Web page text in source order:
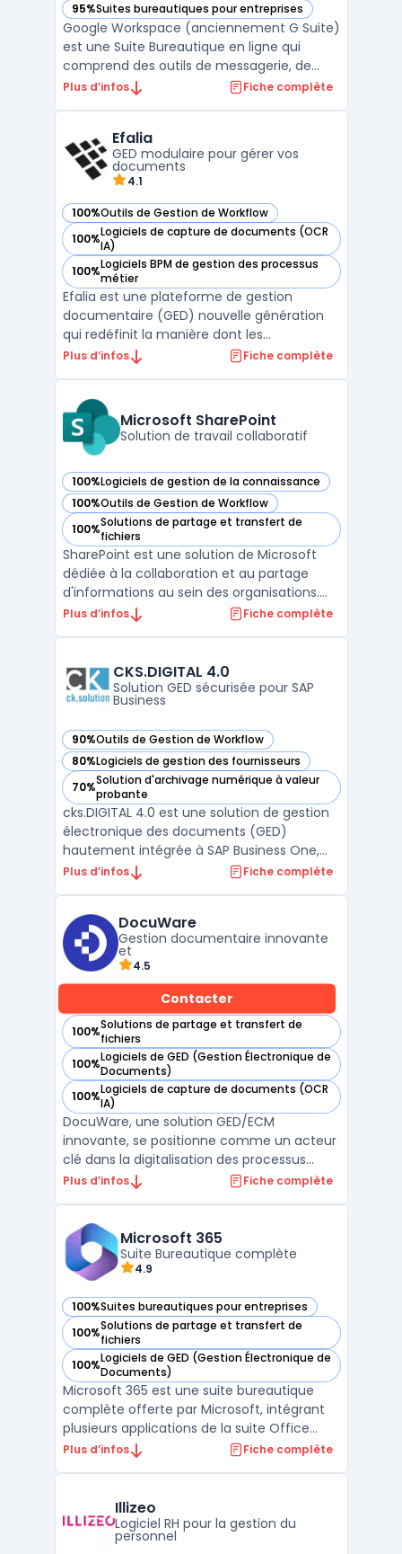
95%Suites bureautiques pour entreprises
— voir Google Workspace dans cette catégorie
Google Workspace (anciennement G Suite)
est une Suite Bureautique en ligne qui
comprend des outils de messagerie, de
stockage, de partage et de collaboration.
documents, des feuilles de calcul et des
présentations. Les ou ...
Plus d’infos Fiche complète
Efalia
GED modulaire pour gérer vos
documents
4.1
100%Outils de Gestion de Workflow
— voir Efalia dans cette catégorie
100%Logiciels de capture de documents (OCR
IA)
— voir Efalia dans cette catégorie
100%Logiciels BPM de gestion des processus
métier
— voir Efalia dans cette catégorie
Efalia est une plateforme de gestion
documentaire (GED) nouvelle génération
qui redéfinit la manière dont les
organisations gèrent leurs documents et
pas de stocker des documents : c'est
une solution docume ...
Plus d’infos Fiche complète
Microsoft SharePoint
Solution de travail collaboratif
100%Logiciels de gestion de la connaissance
— voir Microsoft SharePoint dans cette catégorie
100%Outils de Gestion de Workflow
— voir Microsoft SharePoint dans cette catégorie
100%Solutions de partage et transfert de
fichiers
— voir Microsoft SharePoint dans cette catégorie
SharePoint est une solution de Microsoft
dédiée à la collaboration et au partage
d'informations au sein des organisations.
Elle permet de créer des sites d'équipe
partager des fichiers, des données, des
actualités et ...
Plus d’infos Fiche complète
CKS.DIGITAL 4.0
Solution GED sécurisée pour SAP
Business
90%Outils de Gestion de Workflow
— voir CKS.DIGITAL 4.0 dans cette catégorie
80%Logiciels de gestion des fournisseurs
— voir CKS.DIGITAL 4.0 dans cette catégorie
70%Solution d'archivage numérique à valeur
probante
— voir CKS.DIGITAL 4.0 dans cette catégorie
cks.DIGITAL 4.0 est une solution de gestion
électronique des documents (GED)
hautement intégrée à SAP Business One,
conçue pour automatiser et optimiser la
entreprises de numériser, traiter, archiver et
gérer efficacemen ...
Plus d’infos Fiche complète
DocuWare
Gestion documentaire innovante
et
4.5
Contacter
100%Solutions de partage et transfert de
fichiers
— voir DocuWare dans cette catégorie
100%Logiciels de GED (Gestion Électronique de
Documents)
— voir DocuWare dans cette catégorie
100%Logiciels de capture de documents (OCR
IA)
— voir DocuWare dans cette catégorie
DocuWare, une solution GED/ECM
innovante, se positionne comme un acteur
clé dans la digitalisation des processus
d'entreprise. Son archivage sécurisé des
manière protégée les documents des
salariés dans un coffre-fort numér ...
Plus d’infos Fiche complète
Microsoft 365
Suite Bureautique complète
4.9
100%Suites bureautiques pour entreprises
— voir Microsoft 365 dans cette catégorie
100%Solutions de partage et transfert de
fichiers
— voir Microsoft 365 dans cette catégorie
100%Logiciels de GED (Gestion Électronique de
Documents)
— voir Microsoft 365 dans cette catégorie
Microsoft 365 est une suite bureautique
complète offerte par Microsoft, intégrant
plusieurs applications de la suite Office
telles que Word, Excel, PowerPoint, et
des particuliers.En complément, Microsoft
365 prop ...
Plus d’infos Fiche complète
Illizeo
Logiciel RH pour la gestion du
personnel